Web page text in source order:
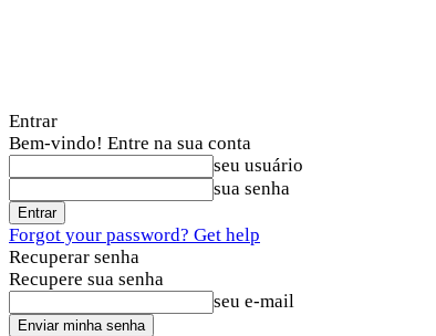
Entrar
Bem-vindo! Entre na sua conta
seu usuário
sua senha
Forgot your password? Get help
Recuperar senha
Recupere sua senha
seu e-mail